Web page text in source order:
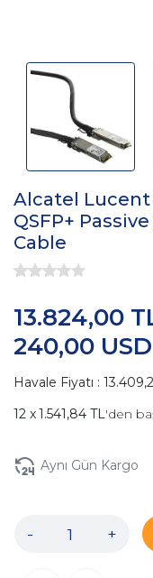
Alcatel Lucent
QSFP+
Cable
240,00
13.824,00
Havale Fiyatı :
1.541,84 TL'den
Aynı Gün Kargo
- +